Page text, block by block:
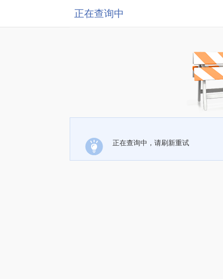
正在查询中
正在查询中，请刷新重试